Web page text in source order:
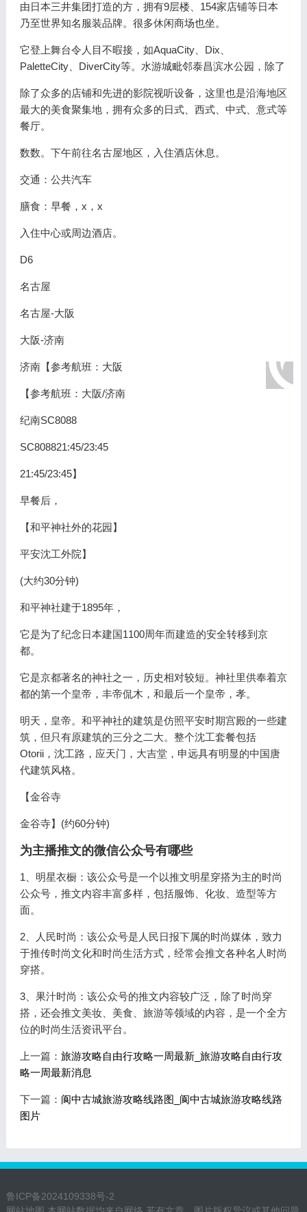
由日本三井集团打造的方，拥有9层楼、154家店铺等日本
乃至世界知名服装品牌。很多休闲商场也坐。
它登上舞台令人目不暇接，如AquaCity、Dix、
PaletteCity、DiverCity等。水游城毗邻泰昌滨水公园，除了
除了众多的店铺和先进的影院视听设备，这里也是沿海地区
最大的美食聚集地，拥有众多的日式、西式、中式、意式等
餐厅。
数数。下午前往名古屋地区，入住酒店休息。
交通：公共汽车
膳食：早餐，x，x
入住中心或周边酒店。
D6
名古屋
名古屋-大阪
大阪-济南
济南【参考航班：大阪
【参考航班：大阪/济南
纪南SC8088
SC808821:45/23:45
21:45/23:45】
早餐后，
【和平神社外的花园】
平安沈工外院】
(大约30分钟)
和平神社建于1895年，
它是为了纪念日本建国1100周年而建造的安全转移到京
都。
它是京都著名的神社之一，历史相对较短。神社里供奉着京
都的第一个皇帝，丰帝侃木，和最后一个皇帝，孝。
明天，皇帝。和平神社的建筑是仿照平安时期宫殿的一些建
筑，但只有原建筑的三分之二大。整个沈工套餐包括
Otorii，沈工路，应天门，大吉堂，申远具有明显的中国唐
代建筑风格。
【金谷寺
金谷寺】(约60分钟)
为主播推文的微信公众号有哪些
1、明星衣橱：该公众号是一个以推文明星穿搭为主的时尚
公众号，推文内容丰富多样，包括服饰、化妆、造型等方
面。
2、人民时尚：该公众号是人民日报下属的时尚媒体，致力
于推传时尚文化和时尚生活方式，经常会推文各种名人时尚
穿搭。
3、果汁时尚：该公众号的推文内容较广泛，除了时尚穿
搭，还会推文美妆、美食、旅游等领域的内容，是一个全方
位的时尚生活资讯平台。
上一篇： 旅游攻略自由行攻略一周最新_旅游攻略自由行攻
略一周最新消息
下一篇： 阆中古城旅游攻略线路图_阆中古城旅游攻略线路
图片
鲁ICP备2024109338号-2